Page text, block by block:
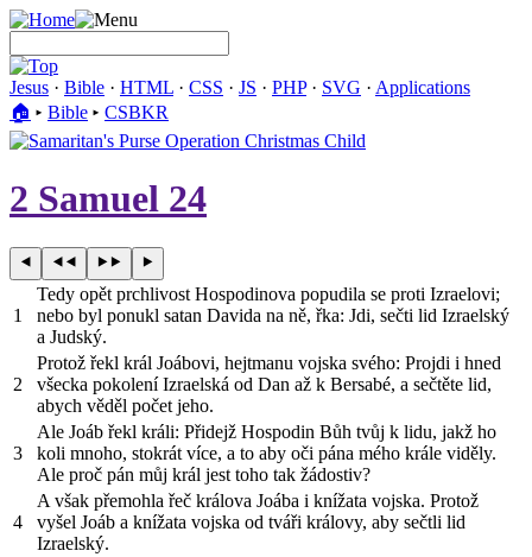
Jesus · Bible · HTML · CSS · JS · PHP· SVG · Applications
🏠︎ ▸ Bible ▸ CSBKR
2 Samuel 24
1
Tedy opět prchlivost Hospodinova popudila se proti Izraelovi;
nebo byl ponukl satan Davida na ně, řka: Jdi, sečti lid Izraelský
a Judský.
2
Protož řekl král Joábovi, hejtmanu vojska svého: Projdi i hned
všecka pokolení Izraelská od Dan až k Bersabé, a sečtěte lid,
abych věděl počet jeho.
3
Ale Joáb řekl králi: Přidejž Hospodin Bůh tvůj k lidu, jakž ho
koli mnoho, stokrát více, a to aby oči pána mého krále viděly.
Ale proč pán můj král jest toho tak žádostiv?
4
A však přemohla řeč králova Joába i knížata vojska. Protož
vyšel Joáb a knížata vojska od tváři královy, aby sečtli lid
Izraelský.